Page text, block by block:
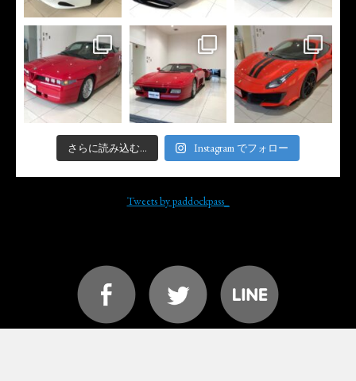
さらに読み込む... Instagram でフォロー
Tweets by paddockpass_